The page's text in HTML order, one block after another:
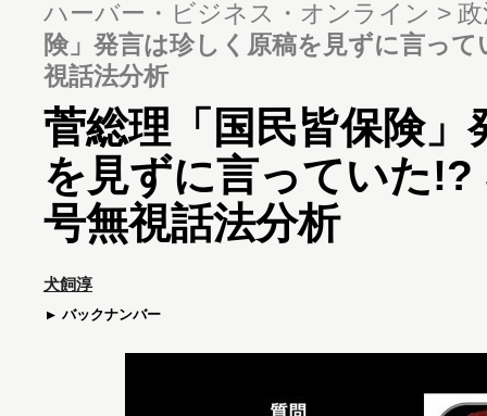
ハーバー・ビジネス・オンライン
険」発言は珍しく原稿を見ずに言っ
視話法分析
菅総理「国民皆保険」
を見ずに言っていた
号無視話法分析
犬飼淳
バックナンバー